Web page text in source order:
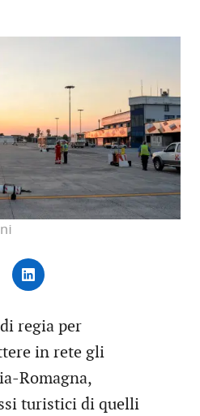
regia per
in rete gli
Romagna,
turistici di quelli